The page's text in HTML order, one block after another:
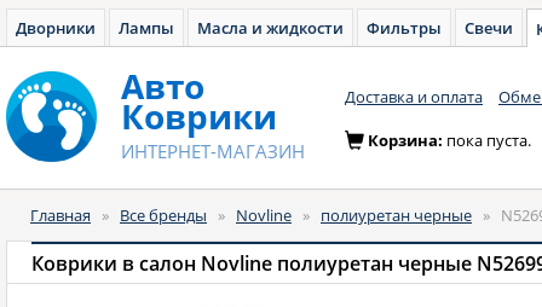
Дворники Лампы Масла и жидкости Фильтры Свечи
Авто
Коврики
ИНТЕРНЕТ-МАГАЗИН
Доставка и оплата
Корзина: пока пуста.
Главная » Все бренды » Novline » полиуретан черные »
Коврики в салон Novline полиуретан черные